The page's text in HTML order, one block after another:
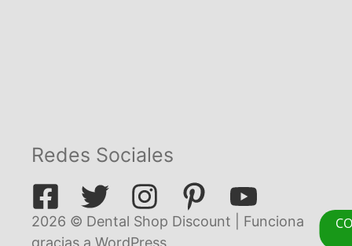
Redes Sociales
2026 © Dental Shop Discount | Funciona
gracias a WordPress